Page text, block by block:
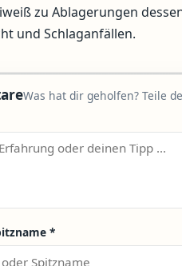
zu Ablagerungen
und Schlaganfällen.
Was hat dir geholfen? Teile
*